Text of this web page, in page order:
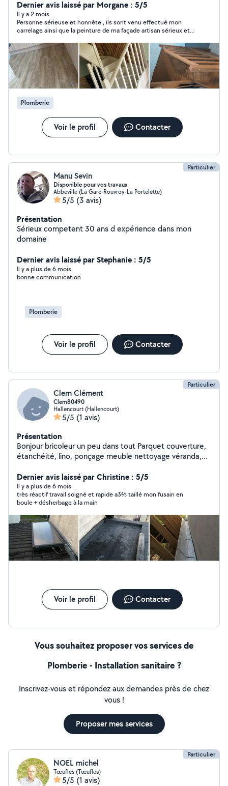
Peinture, carrelage faïence, création salle de bain,
rénovation, cuisine, rénovation, toilette et encore
beaucoup d'autre prestation devis et déplacement,
gratuit, je suis là pour vous aider dans vos projets, sans
pour autant vidé votre portefeuille les temps sont durs
vos mieux s'aider
Dernier avis laissé par Morgane : 5/5
Il y a 2 mois
Personne sérieuse et honnête , ils sont venu effectué mon
carrelage ainsi que la peinture de ma façade artisan sérieux et
Plomberie
Voir le profil Contacter
Particulier
Manu Sevin
Disponible pour vos travaux
Abbeville (La Gare-Rouvroy-La Portelette)
5/5 (3 avis)
Présentation
Sérieux competent 30 ans d expérience dans mon
domaine
Dernier avis laissé par Stephanie : 5/5
Il y a plus de 6 mois
bonne communication
Plomberie
Voir le profil Contacter
Particulier
Clem Clément
Clem80490
Hallencourt (Hallencourt)
5/5 (1 avis)
Présentation
Bonjour bricoleur un peu dans tout Parquet couverture,
étanchéité, lino, ponçage meuble nettoyage véranda,
Dernier avis laissé par Christine : 5/5
Il y a plus de 6 mois
très réactif travail soigné et rapide a3⅘ taillé mon fusain en
boule + désherbage à la main
Voir le profil Contacter
Vous souhaitez proposer vos services de
Plomberie - Installation sanitaire ?
Inscrivez-vous et répondez aux demandes près de chez
vous !
Proposer mes services
Particulier
NOEL michel
Tœufles (Tœufles)
5/5 (1 avis)